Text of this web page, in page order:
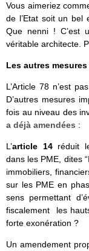
Vous aimeriez
de l’Etat soit un bel
Que nenni ! C’est
véritable architecte.
Les autres mesures
L’Article 78 n’est
D’autres mesures
fois au niveau des
a déjà amendées :
L’article 14 réduit
dans les PME, dites
immobiliers,
sur les PME en
sens permettant
fiscalement les
forte exonération ?
Un amendement